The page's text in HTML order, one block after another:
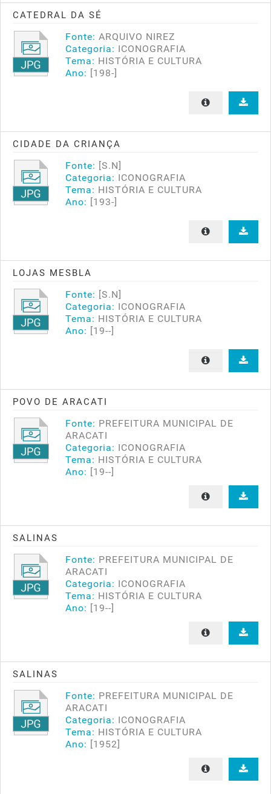
CATEDRAL DA SÉ
Fonte: ARQUIVO NIREZ
Categoria: ICONOGRAFIA
Tema: HISTÓRIA E CULTURA
Ano: [198-]
CIDADE DA CRIANÇA
Fonte: [S.N]
Categoria: ICONOGRAFIA
Tema: HISTÓRIA E CULTURA
Ano: [193-]
LOJAS MESBLA
Fonte: [S.N]
Categoria: ICONOGRAFIA
Tema: HISTÓRIA E CULTURA
Ano: [19--]
POVO DE ARACATI
Fonte: PREFEITURA MUNICIPAL DE
ARACATI
Categoria: ICONOGRAFIA
Tema: HISTÓRIA E CULTURA
Ano: [19--]
SALINAS
Fonte: PREFEITURA MUNICIPAL DE
ARACATI
Categoria: ICONOGRAFIA
Tema: HISTÓRIA E CULTURA
Ano: [19--]
SALINAS
Fonte: PREFEITURA MUNICIPAL DE
ARACATI
Categoria: ICONOGRAFIA
Tema: HISTÓRIA E CULTURA
Ano: [1952]